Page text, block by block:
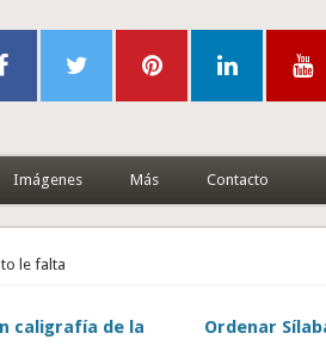
Imágenes Más Contacto
le falta
caligrafía de la
Ordenar